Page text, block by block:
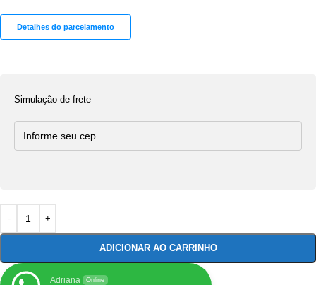
Detalhes do parcelamento
Simulação de frete
ADICIONAR AO CARRINHO
Adriana Online